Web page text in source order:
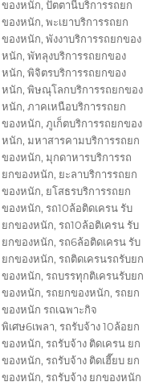
ของหนัก, ปัตตานีบริการรถยก
ของหนัก, พะเยาบริการรถยก
ของหนัก, พังงาบริการรถยกของ
หนัก, พัทลุงบริการรถยกของ
หนัก, พิจิตรบริการรถยกของ
หนัก, พิษณุโลกบริการรถยกของ
หนัก, ภาคเหนือบริการรถยก
ของหนัก, ภูเก็ตบริการรถยกของ
หนัก, มหาสารคามบริการรถยก
ของหนัก, มุกดาหารบริการรถ
ยกของหนัก, ยะลาบริการรถยก
ของหนัก, ยโสธรบริการรถยก
ของหนัก, รถ10ล้อติดเครน รับ
ยกของหนัก, รถ10ล้อติเครน รับ
ยกของหนัก, รถ6ล้อติดเครน รับ
ยกของหนัก, รถติดเครนรถรับยก
ของหนัก, รถบรรทุกติเครนรับยก
ของหนัก, รถยกของหนัก, รถยก
ของหนัก รถเฉพาะกิจ
พิเศษ6เพลา, รถรับจ้าง 10ล้อยก
ของหนัก, รถรับจ้าง ติดเครน ยก
ของหนัก, รถรับจ้าง ติดเฮี๊ยบ ยก
ของหนัก, รถรับจ้าง ยกของหนัก